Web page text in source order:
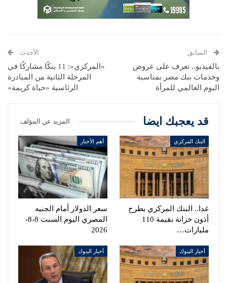
السابق
بالفيديو.. تعرف على عروض
وخدمات بنك مصر بمناسبة
اليوم العالمي للمرأة
الأحدث
«المركزي»: 11 بنكًا مشاركًا في
المرحلة الثانية من المبادرة
الرئاسية «حياة كريمة»
قد يعجبك ايضا المزيد عن المؤلف
البنك المركزي
غدا.. البنك المركزي يطرح
أذون خزانة بقيمة 110
مليارات…
أهم الأخبار
سعر الدولار أمام الجنيه
المصري اليوم السبت 8-8-
2026
أخبار البنوك أخبار البنوك